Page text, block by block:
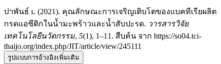
ปาพันธ์ เ. (2021). คุณลักษณะการเจริญเติบโตของแบคทีเรียผลิต
กรดแอซีติกในน้ำมะพร้าวและน้ำสับปะรด. วารสารวิจัย
เทคโนโลยีนวัตกรรม, 5(1), 1–11. สืบค้น จาก https://so04.tci-
thaijo.org/index.php/JIT/article/view/245111
รูปแบบการอ้างอิงเพิ่มเติม